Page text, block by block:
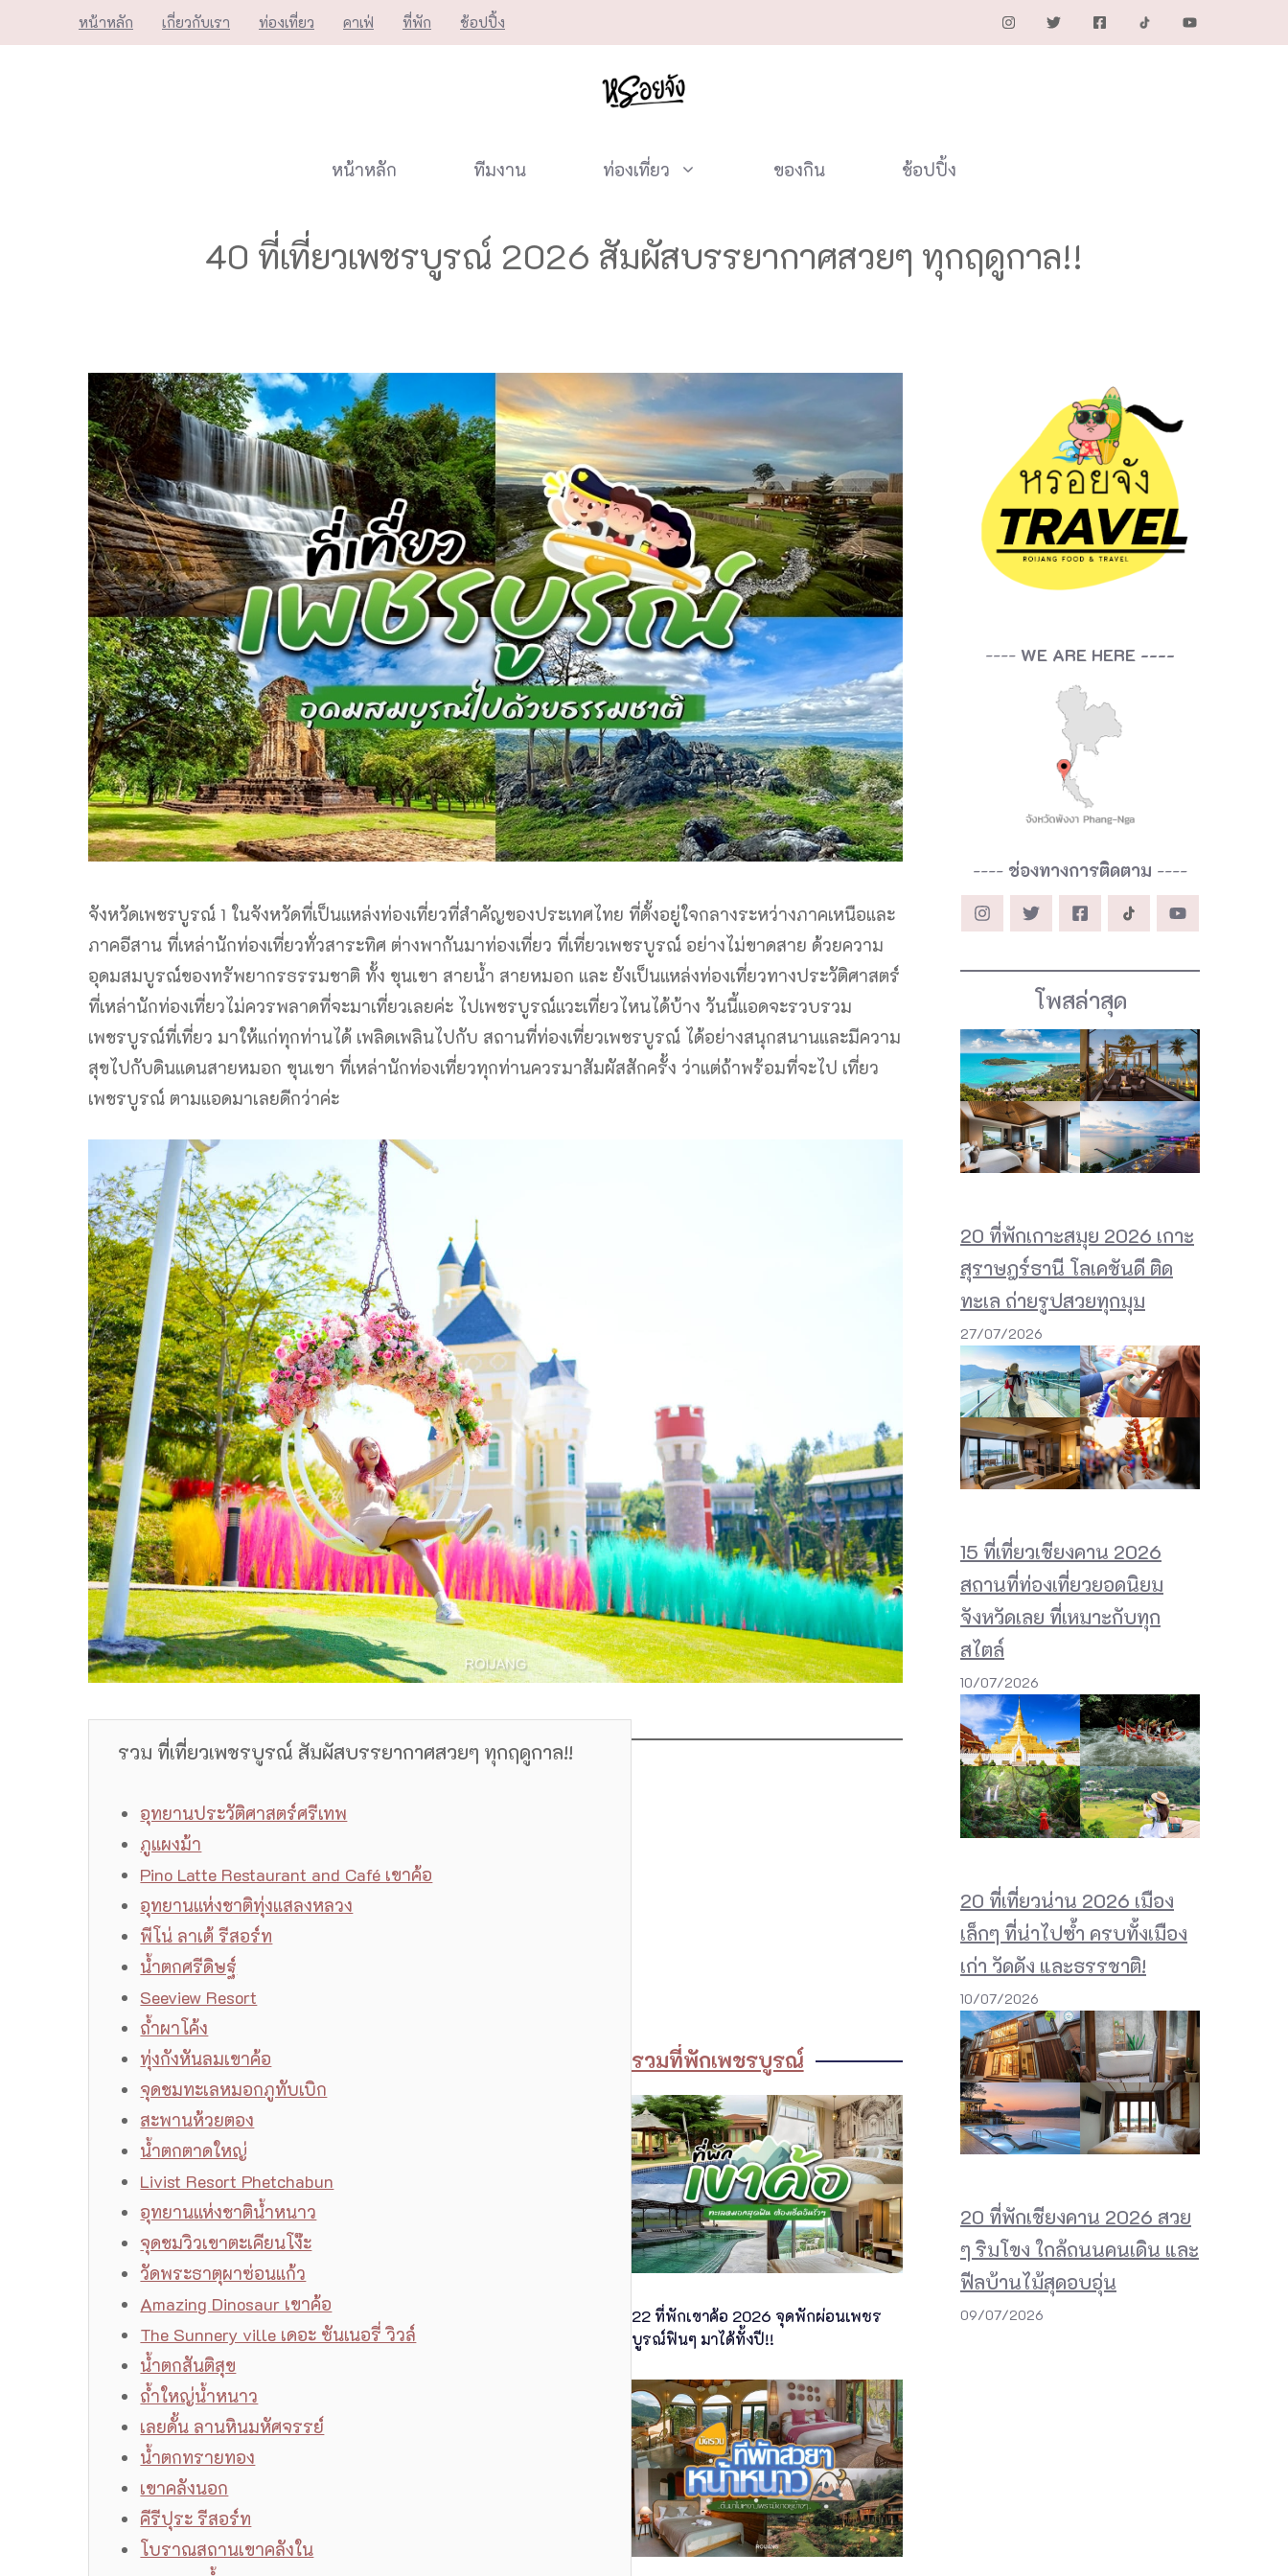
to
หน้าหลัก เกี่ยวกับเรา ท่องเที่ยว คาเฟ่ ที่พัก ช้อปปิ้ง
หน้าหลัก ทีมงาน ท่องเที่ยว ของกิน ช้อปปิ้ง
40 ที่เที่ยวเพชรบูรณ์ 2026 สัมผัสบรรยากาศสวยๆ ทุกฤดูกาล!!
จังหวัดเพชรบูรณ์ 1 ในจังหวัดที่เป็นแหล่งท่องเที่ยวที่สำคัญของประเทศไทย ที่ตั้งอยู่ใจกลางระหว่างภาคเหนือและ
ภาคอีสาน ที่เหล่านักท่องเที่ยวทั่วสาระทิศ ต่างพากันมาท่องเที่ยว ที่เที่ยวเพชรบูรณ์ อย่างไม่ขาดสาย ด้วยความ
อุดมสมบูรณ์ของทรัพยากรธรรมชาติ ทั้ง ขุนเขา สายน้ำ สายหมอก และ ยังเป็นแหล่งท่องเที่ยวทางประวัติศาสตร์
ที่เหล่านักท่องเที่ยวไม่ควรพลาดที่จะมาเที่ยวเลยค่ะ ไปเพชรบูรณ์แวะเที่ยวไหนได้บ้าง วันนี้แอดจะรวบรวม
เพชรบูรณ์ที่เที่ยว มาให้แก่ทุกท่านได้ เพลิดเพลินไปกับ สถานที่ท่องเที่ยวเพชรบูรณ์ ได้อย่างสนุกสนานและมีความ
สุขไปกับดินแดนสายหมอก ขุนเขา ที่เหล่านักท่องเที่ยวทุกท่านควรมาสัมผัสสักครั้ง ว่าแต่ถ้าพร้อมที่จะไป เที่ยว
เพชรบูรณ์ ตามแอดมาเลยดีกว่าค่ะ
รวม ที่เที่ยวเพชรบูรณ์ สัมผัสบรรยากาศสวยๆ ทุกฤดูกาล!!
อุทยานประวัติศาสตร์ศรีเทพ
ภูแผงม้า
Pino Latte Restaurant and Café เขาค้อ
อุทยานแห่งชาติทุ่งแสลงหลวง
พีโน่ ลาเต้ รีสอร์ท
น้ำตกศรีดิษฐ์
Seeview Resort
ถ้ำผาโค้ง
ทุ่งกังหันลมเขาค้อ
จุดชมทะเลหมอกภูทับเบิก
สะพานห้วยตอง
น้ำตกตาดใหญ่
Livist Resort Phetchabun
อุทยานแห่งชาติน้ำหนาว
จุดชมวิวเขาตะเคียนโง๊ะ
วัดพระธาตุผาซ่อนแก้ว
Amazing Dinosaur เขาค้อ
The Sunnery ville เดอะ ซันเนอรี่ วิวล์
น้ำตกสันติสุข
ถ้ำใหญ่น้ำหนาว
เลยดั้น ลานหินมหัศจรรย์
น้ำตกทรายทอง
เขาคลังนอก
คีรีปุระ รีสอร์ท
โบราณสถานเขาคลังใน
รวมที่พักเพชรบูรณ์
22 ที่พักเขาค้อ 2026 จุดพักผ่อนเพชร
บูรณ์ฟินๆ มาได้ทั้งปี!!
---- WE ARE HERE ----
---- ช่องทางการติดตาม ----
โพสล่าสุด
20 ที่พักเกาะสมุย 2026 เกาะ
สุราษฎร์ธานี โลเคชันดี ติด
ทะเล ถ่ายรูปสวยทุกมุม
27/07/2026
15 ที่เที่ยวเชียงคาน 2026
สถานที่ท่องเที่ยวยอดนิยม
จังหวัดเลย ที่เหมาะกับทุก
สไตล์
10/07/2026
20 ที่เที่ยวน่าน 2026 เมือง
เล็กๆ ที่น่าไปซ้ำ ครบทั้งเมือง
เก่า วัดดัง และธรรชาติ!
10/07/2026
20 ที่พักเชียงคาน 2026 สวย
ๆ ริมโขง ใกล้ถนนคนเดิน และ
ฟีลบ้านไม้สุดอบอุ่น
09/07/2026